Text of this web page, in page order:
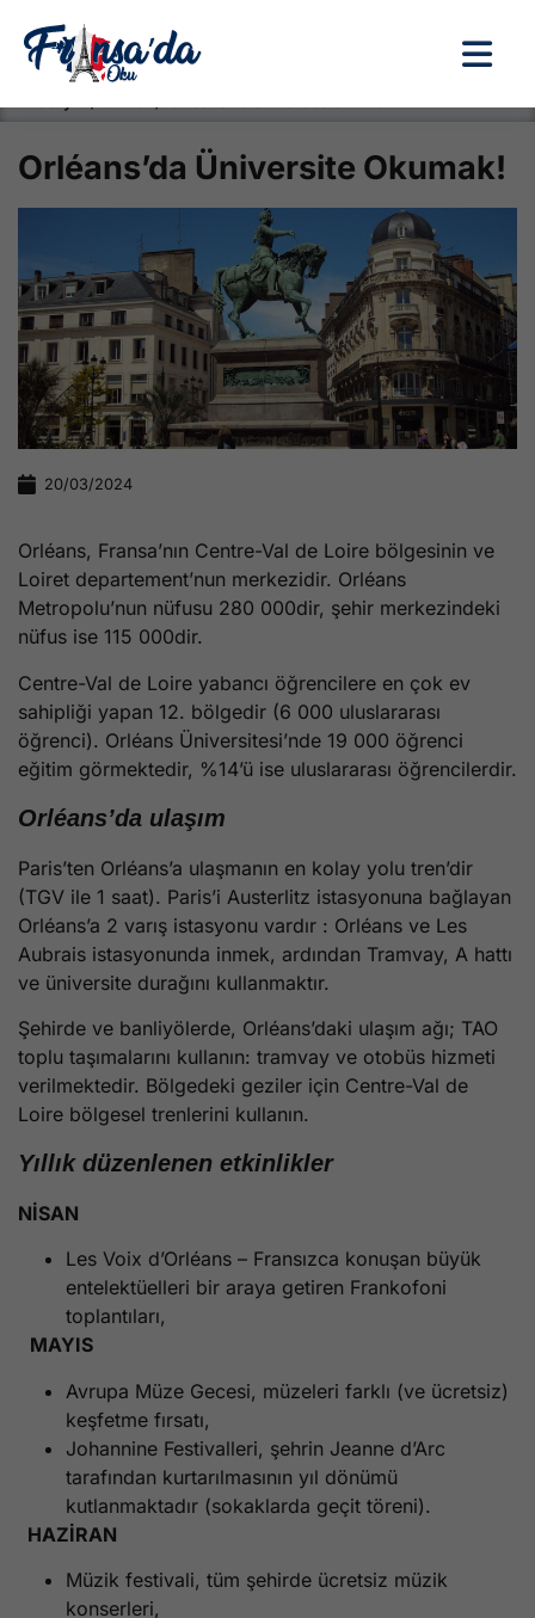
Orléans’da Üniversite Okumak!
20/03/2024
Orléans, Fransa’nın Centre-Val de Loire bölgesinin ve
Loiret departement’nun merkezidir. Orléans
Metropolu’nun nüfusu 280 000dir, şehir merkezindeki
nüfus ise 115 000dir.
Centre-Val de Loire yabancı öğrencilere en çok ev
sahipliği yapan 12. bölgedir (6 000 uluslararası
öğrenci). Orléans Üniversitesi’nde 19 000 öğrenci
eğitim görmektedir, %14’ü ise uluslararası öğrencilerdir.
Orléans’da ulaşım
Paris’ten Orléans’a ulaşmanın en kolay yolu tren’dir
(TGV ile 1 saat). Paris’i Austerlitz istasyonuna bağlayan
Orléans’a 2 varış istasyonu vardır : Orléans ve Les
Aubrais istasyonunda inmek, ardından Tramvay, A hattı
ve üniversite durağını kullanmaktır.
Şehirde ve banliyölerde, Orléans’daki ulaşım ağı; TAO
toplu taşımalarını kullanın: tramvay ve otobüs hizmeti
verilmektedir. Bölgedeki geziler için Centre-Val de
Loire bölgesel trenlerini kullanın.
Yıllık düzenlenen etkinlikler
NİSAN
Les Voix d’Orléans – Fransızca konuşan büyük
entelektüelleri bir araya getiren Frankofoni
toplantıları,
MAYIS
Avrupa Müze Gecesi, müzeleri farklı (ve ücretsiz)
keşfetme fırsatı,
Johannine Festivalleri, şehrin Jeanne d’Arc
tarafından kurtarılmasının yıl dönümü
kutlanmaktadır (sokaklarda geçit töreni).
HAZİRAN
Müzik festivali, tüm şehirde ücretsiz müzik
konserleri,